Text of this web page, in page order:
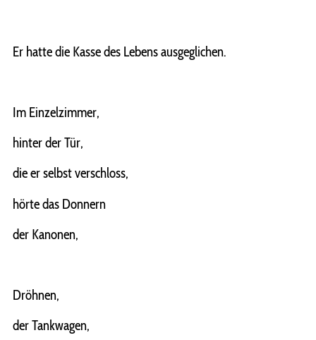
Er hatte die Kasse des Lebens ausgeglichen.
Im Einzelzimmer,
hinter der Tür,
die er selbst verschloss,
hörte das Donnern
der Kanonen,
Dröhnen,
der Tankwagen,